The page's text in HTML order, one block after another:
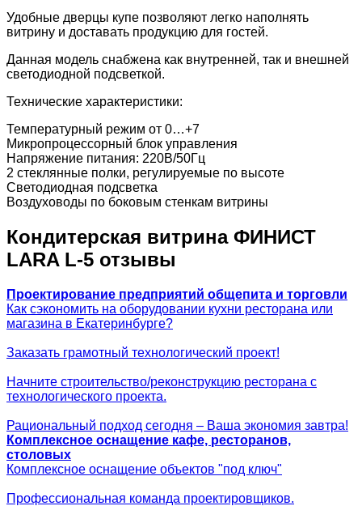
Удобные дверцы купе позволяют легко наполнять
витрину и доставать продукцию для гостей.
Данная модель снабжена как внутренней, так и внешней
светодиодной подсветкой.
Технические характеристики:
Температурный режим от 0…+7
Микропроцессорный блок управления
Напряжение питания: 220В/50Гц
2 стеклянные полки, регулируемые по высоте
Светодиодная подсветка
Воздуховоды по боковым стенкам витрины
Кондитерская витрина ФИНИСТ
LARA L-5 отзывы
Проектирование предприятий общепита и торговли
Как сэкономить на оборудовании кухни ресторана или
магазина в Екатеринбурге?
Заказать грамотный технологический проект!
Начните строительство/реконструкцию ресторана с
технологического проекта.
Рациональный подход сегодня – Ваша экономия завтра!
Комплексное оснащение кафе, ресторанов,
столовых
Комплексное оснащение объектов "под ключ"
Профессиональная команда проектировщиков.